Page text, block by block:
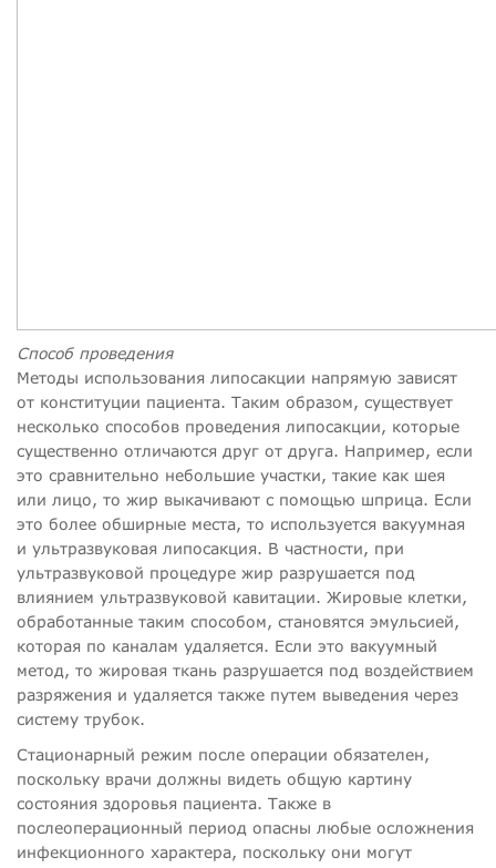
Способ проведения
Методы использования липосакции напрямую зависят
от конституции пациента. Таким образом, существует
несколько способов проведения липосакции, которые
существенно отличаются друг от друга. Например, если
это сравнительно небольшие участки, такие как шея
или лицо, то жир выкачивают с помощью шприца. Если
это более обширные места, то используется вакуумная
и ультразвуковая липосакция. В частности, при
ультразвуковой процедуре жир разрушается под
влиянием ультразвуковой кавитации. Жировые клетки,
обработанные таким способом, становятся эмульсией,
которая по каналам удаляется. Если это вакуумный
метод, то жировая ткань разрушается под воздействием
разряжения и удаляется также путем выведения через
систему трубок.
Стационарный режим после операции обязателен,
поскольку врачи должны видеть общую картину
состояния здоровья пациента. Также в
послеоперационный период опасны любые осложнения
инфекционного характера, поскольку они могут